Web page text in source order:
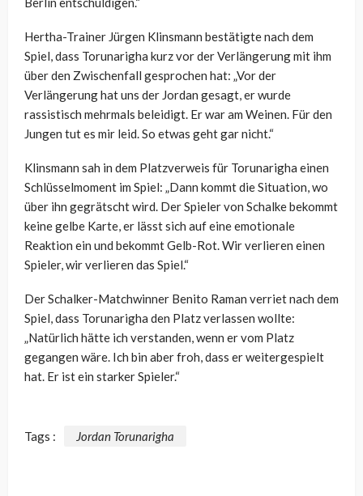
Hertha-Trainer Jürgen Klinsmann bestätigte nach dem
Spiel, dass Torunarigha kurz vor der Verlängerung mit ihm
über den Zwischenfall gesprochen hat: „Vor der
Verlängerung hat uns der Jordan gesagt, er wurde
rassistisch mehrmals beleidigt. Er war am Weinen. Für den
Jungen tut es mir leid. So etwas geht gar nicht.“
Klinsmann sah in dem Platzverweis für Torunarigha einen
Schlüsselmoment im Spiel: „Dann kommt die Situation, wo
über ihn gegrätscht wird. Der Spieler von Schalke bekommt
keine gelbe Karte, er lässt sich auf eine emotionale
Reaktion ein und bekommt Gelb-Rot. Wir verlieren einen
Spieler, wir verlieren das Spiel.“
Der Schalker-Matchwinner Benito Raman verriet nach dem
Spiel, dass Torunarigha den Platz verlassen wollte:
„Natürlich hätte ich verstanden, wenn er vom Platz
gegangen wäre. Ich bin aber froh, dass er weitergespielt
hat. Er ist ein starker Spieler.“
Tags : Jordan Torunarigha